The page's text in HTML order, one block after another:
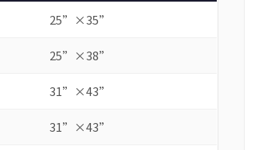
25”×35”
25”×38”
31”×43”
31”×43”